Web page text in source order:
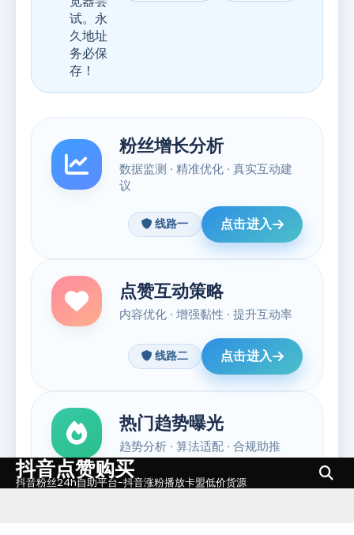
Skip
to
抖音点赞购买
抖音粉丝24h自助平台-抖音涨粉播放卡盟低价货源